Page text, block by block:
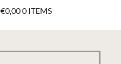
€0,000 ITEMS